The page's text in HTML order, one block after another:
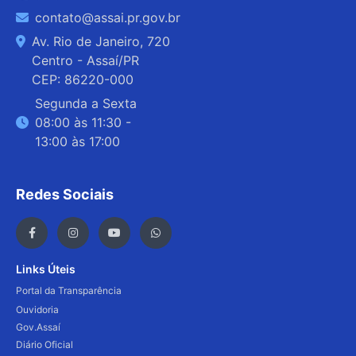
contato@assai.pr.gov.br
Av. Rio de Janeiro, 720
Centro - Assaí/PR
CEP: 86220-000
Segunda a Sexta
08:00 às 11:30 -
13:00 às 17:00
Redes Sociais
Links Úteis
Portal da Transparência
Ouvidoria
Gov.Assaí
Diário Oficial